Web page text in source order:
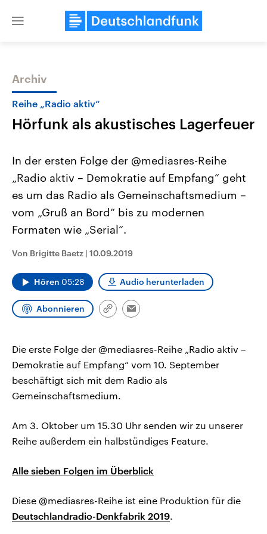
Close
Themen
Landtagswahl Sachsen-Anhalt
2026
Alle Informationen
Sachsen-Anhalt wählt am 6.
Landtag. Seit 2021 wird das
CDU, SPD und FDP regiert.-
Umfragen, Prognosen,
Wahlprogramme, aktuelle Berichte
und Hintergründe zu den Parteien
und Kandidaten der anstehenden
USA
Aktuelle Beiträge,
aktuelle Weltgeschehen.
Sendungen Programm
Archiv
Reihe „Radio aktiv“
Hörfunk als akustisches Lagerfeuer
In der ersten Folge der @mediasres-Reihe
„Radio aktiv – Demokratie auf Empfang“ geht
es um das Radio als Gemeinschaftsmedium –
vom „Gruß an Bord“ bis zu modernen
Formaten wie „Serial“.
Von Brigitte Baetz | 10.09.2019
Hören 05:28 Audio herunterladen
Abonnieren
Link
Email
Die erste Folge der @mediasres-Reihe „Radio aktiv –
Demokratie auf Empfang“ vom 10. September
beschäftigt sich mit dem Radio als
Gemeinschaftsmedium.
Am 3. Oktober um 15.30 Uhr senden wir zu unserer
Reihe außerdem ein halbstündiges Feature.
Alle sieben Folgen im Überblick
Diese @mediasres-Reihe ist eine Produktion für die
Deutschlandradio-Denkfabrik 2019.